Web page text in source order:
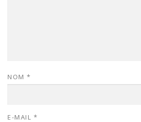
NOM *
E-MAIL *